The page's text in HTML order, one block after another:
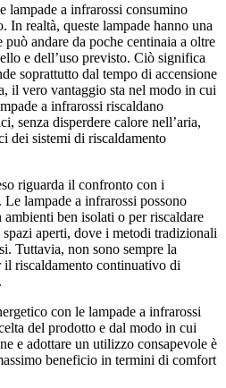
lampade a infrarossi consumino
In realtà, queste lampade hanno una
andare da poche centinaia a oltre
e dell’uso previsto. Ciò significa
soprattutto dal tempo di accensione
il vero vantaggio sta nel modo in cui
a infrarossi riscaldano
senza disperdere calore nell’aria,
dei sistemi di riscaldamento
riguarda il confronto con i
lampade a infrarossi possono
ben isolati o per riscaldare
aperti, dove i metodi tradizionali
Tuttavia, non sono sempre la
riscaldamento continuativo di
con le lampade a infrarossi
del prodotto e dal modo in cui
e adottare un utilizzo consapevole è
beneficio in termini di comfort